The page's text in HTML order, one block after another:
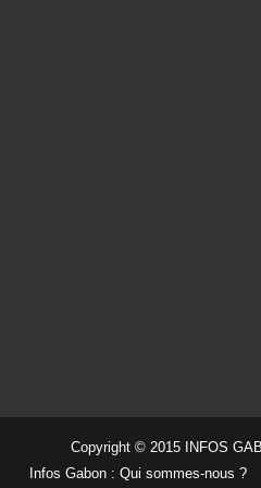
Copyright © 2015 INFOS
Infos Gabon : Qui sommes-nous ?